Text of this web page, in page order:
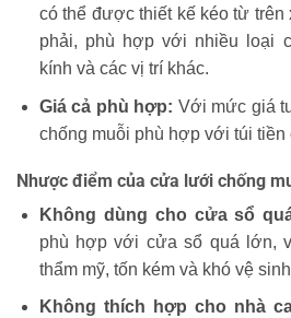
có thể được thiết kế kéo từ trên
phải, phù hợp với nhiều loại
kính và các vị trí khác.
Giá cả phù hợp: Với mức giá
chống muỗi phù hợp với túi tiền
Nhược điểm của cửa lưới chống
Không dùng cho cửa sổ
phù hợp với cửa sổ quá lớn,
thẩm mỹ, tốn kém và khó vệ
Không thích hợp cho nhà